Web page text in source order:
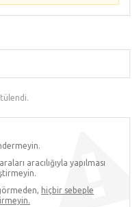
aracılığıyla yapılması
hiçbir sebeple